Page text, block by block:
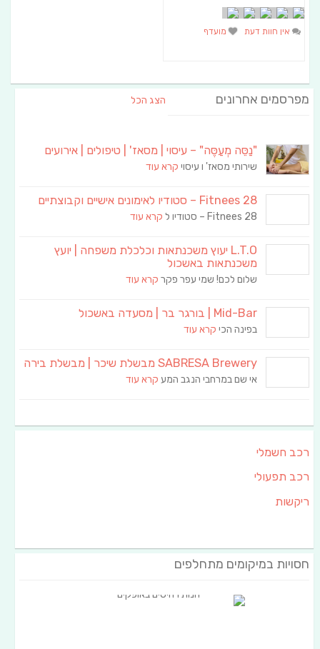
אין חוות דעת מועדף
מפרסמים אחרונים הצג הכל
"נַסֵּה מְעַסֶּה" – עיסוי | מסאז' | טיפולים | אירועים
שירותי מסאז' ו עיסוי קרא עוד
Fitnees 28 – סטודיו לאימונים אישיים וקבוצתיים
Fitnees 28 – סטודיו ל קרא עוד
L.T.O יעוץ משכנתאות וכלכלת משפחה | יועץ
משכנתאות באשכול
שלום לכם! שמי עפר פקר קרא עוד
Mid-Bar | בורגר בר | מסעדה באשכול
בפינה הכי קרא עוד
SABRESA Brewery מבשלת שיכר | מבשלת בירה
אי שם במרחבי הנגב המע קרא עוד
רכב חשמלי
רכב תפעולי
ריקשות
חסויות במיקומים מתחלפים